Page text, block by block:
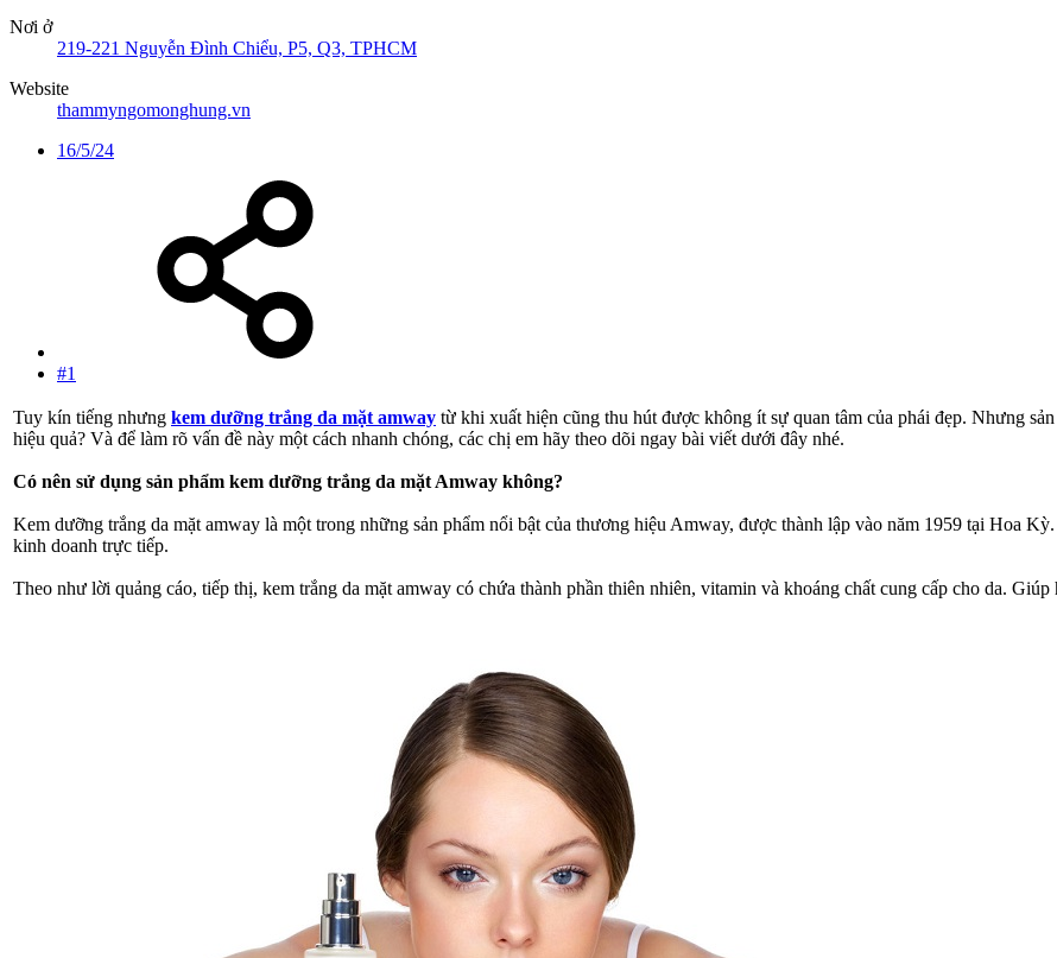
Nơi ở
219-221 Nguyễn Đình Chiểu, P5, Q3, TPHCM
Website
thammyngomonghung.vn
16/5/24
#1
Tuy kín tiếng nhưng kem dưỡng trắng da mặt amway từ khi xuất hiện cũng thu hút được không ít sự quan tâm của phái đẹp. Nhưng
hiệu quả? Và để làm rõ vấn đề này một cách nhanh chóng, các chị em hãy theo dõi ngay bài viết dưới đây nhé.
Có nên sử dụng sản phẩm kem dưỡng trắng da mặt Amway không?
Kem dưỡng trắng da mặt amway là một trong những sản phẩm nổi bật của thương hiệu Amway, được thành lập vào năm 1959 tại Hoa
kinh doanh trực tiếp.
Theo như lời quảng cáo, tiếp thị, kem trắng da mặt amway có chứa thành phần thiên nhiên, vitamin và khoáng chất cung cấp cho da.